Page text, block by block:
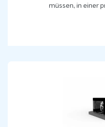
müssen, in einer